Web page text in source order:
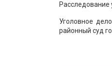
Расследование
Уголовное
районный суд